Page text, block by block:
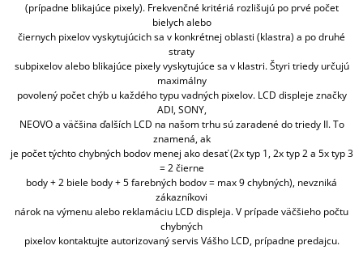
(prípadne blikajúce pixely). Frekvenčné kritériá rozlišujú po prvé počet
bielych alebo
čiernych pixelov vyskytujúcich sa v konkrétnej oblasti (klastra) a po druhé
straty
subpixelov alebo blikajúce pixely vyskytujúce sa v klastri. Štyri triedy určujú
maximálny
povolený počet chýb u každého typu vadných pixelov. LCD displeje značky
ADI, SONY,
NEOVO a väčšina ďalších LCD na našom trhu sú zaradené do triedy II. To
znamená, ak
je počet týchto chybných bodov menej ako desať (2x typ 1, 2x typ 2 a 5x typ 3
= 2 čierne
body + 2 biele body + 5 farebných bodov = max 9 chybných), nevzniká
zákazníkovi
nárok na výmenu alebo reklamáciu LCD displeja. V prípade väčšieho počtu
chybných
pixelov kontaktujte autorizovaný servis Vášho LCD, prípadne predajcu.